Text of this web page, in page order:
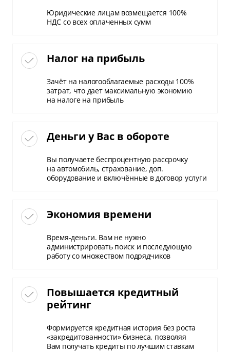
Юридические лицам возмещается 100%
НДС со всех оплаченных сумм
Налог на прибыль
Зачёт на налогооблагаемые расходы 100%
затрат, что дает максимальную экономию
на налоге на прибыль
Деньги у Вас в обороте
Вы получаете беспроцентную рассрочку
на автомобиль, страхование, доп.
оборудование и включённые в договор услуги
Экономия времени
Время-деньги. Вам не нужно
администрировать поиск и последующую
работу со множеством подрядчиков
Повышается кредитный
рейтинг
Формируется кредитная история без роста
«закредитованности» бизнеса, позволяя
Вам получать кредиты по лучшим ставкам